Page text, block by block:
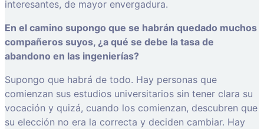
interesantes, de mayor envergadura.
En el camino supongo que se habrán quedado muchos
compañeros suyos, ¿a qué se debe la tasa de
abandono en las ingenierías?
Supongo que habrá de todo. Hay personas que
comienzan sus estudios universitarios sin tener clara su
vocación y quizá, cuando los comienzan, descubren que
su elección no era la correcta y deciden cambiar. Hay